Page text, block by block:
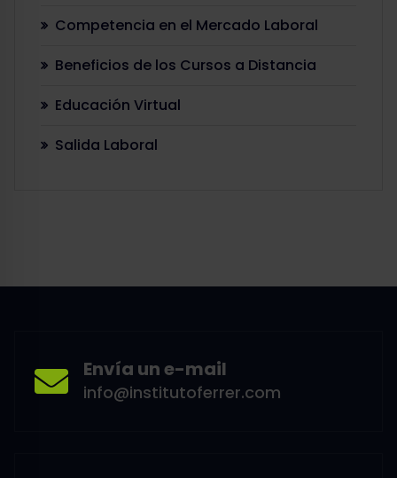
Competencia en el Mercado Laboral
Beneficios de los Cursos a Distancia
Educación Virtual
Salida Laboral
Envía un e-mail
info@institutoferrer.com